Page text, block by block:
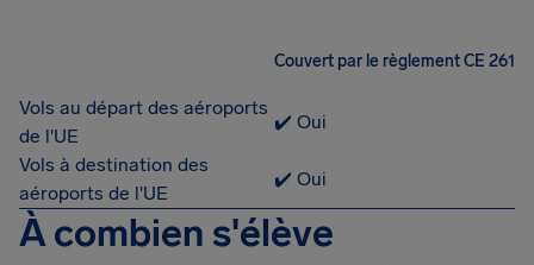
Couvert par le règlement CE 261
Vols au départ des aéroports
de l'UE
✔️ Oui
Vols à destination des
aéroports de l'UE
✔️ Oui
À combien s'élève